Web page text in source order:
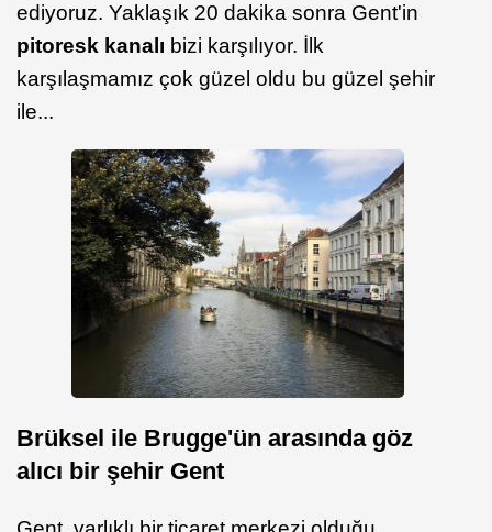
ediyoruz. Yaklaşık 20 dakika sonra Gent'in
pitoresk kanalı bizi karşılıyor. İlk
karşılaşmamız çok güzel oldu bu güzel şehir
ile...
Brüksel ile Brugge'ün arasında göz
alıcı bir şehir Gent